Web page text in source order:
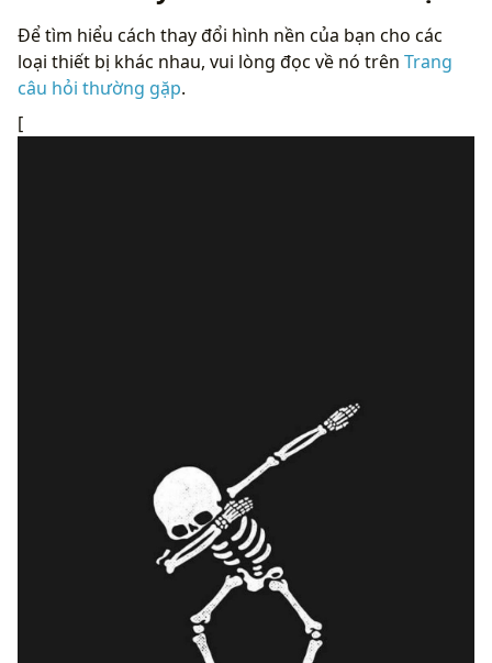
Để tìm hiểu cách thay đổi hình nền của bạn cho các
loại thiết bị khác nhau, vui lòng đọc về nó trên Trang
câu hỏi thường gặp.
[